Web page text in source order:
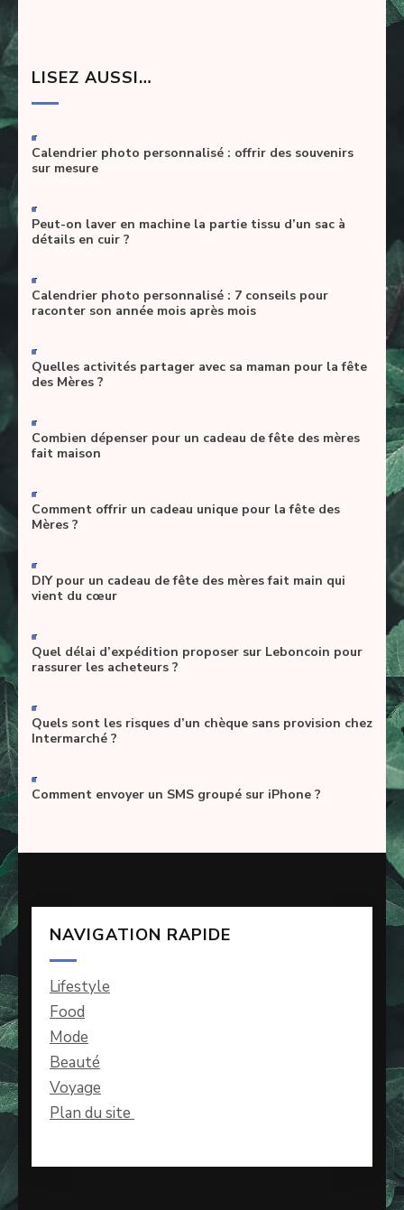
LISEZ AUSSI…
-
Calendrier photo personnalisé : offrir des souvenirs
sur mesure
-
Peut-on laver en machine la partie tissu d’un sac à
détails en cuir ?
-
Calendrier photo personnalisé : 7 conseils pour
raconter son année mois après mois
-
Quelles activités partager avec sa maman pour la fête
des Mères ?
-
Combien dépenser pour un cadeau de fête des mères
fait maison
-
Comment offrir un cadeau unique pour la fête des
Mères ?
-
DIY pour un cadeau de fête des mères fait main qui
vient du cœur
-
Quel délai d’expédition proposer sur Leboncoin pour
rassurer les acheteurs ?
-
Quels sont les risques d’un chèque sans provision chez
Intermarché ?
-
Comment envoyer un SMS groupé sur iPhone ?
NAVIGATION RAPIDE
Lifestyle
Food
Mode
Beauté
Voyage
Plan du site